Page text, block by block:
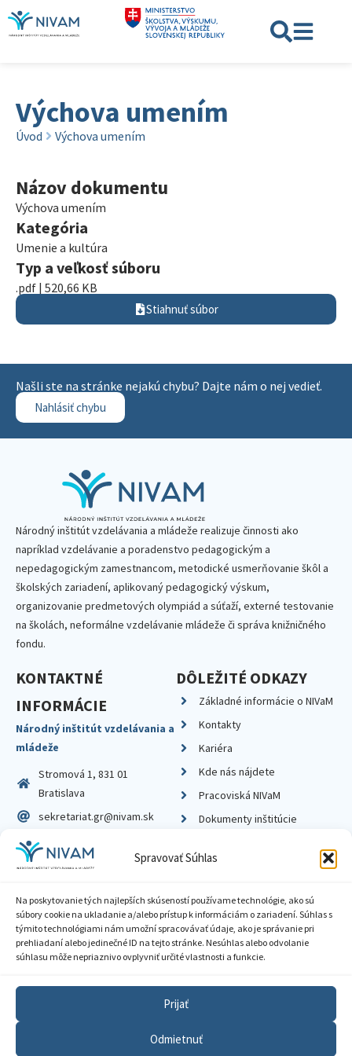
Spravovať Súhlas
Na poskytovanie tých najlepších skúseností používame technológie, ako sú
súbory cookie na ukladanie a/alebo prístup k informáciám o zariadení. Súhlas s
týmito technológiami nám umožní spracovávať údaje, ako je správanie pri
prehliadaní alebo jedinečné ID na tejto stránke. Nesúhlas alebo odvolanie
súhlasu môže nepriaznivo ovplyvniť určité vlastnosti a funkcie.
Prijať
Odmietnuť
Výchova umením
Úvod Výchova umením
Názov dokumentu
Výchova umením
Kategória
Umenie a kultúra
Typ a veľkosť súboru
.pdf | 520,66 KB
Stiahnuť súbor
Našli ste na stránke nejakú chybu? Dajte nám o nej vedieť.
Nahlásiť chybu
Národný inštitút vzdelávania a mládeže realizuje činnosti ako
napríklad vzdelávanie a poradenstvo pedagogickým a
nepedagogickým zamestnancom, metodické usmerňovanie škôl a
školských zariadení, aplikovaný pedagogický výskum,
organizovanie predmetových olympiád a súťaží, externé testovanie
na školách, neformálne vzdelávanie mládeže či správa knižničného
fondu.
KONTAKTNÉ
INFORMÁCIE
Národný inštitút vzdelávania a
mládeže
Stromová 1, 831 01
Bratislava
sekretariat.gr@nivam.sk
IČO: 00164348
DIČ: 2020798714
DÔLEŽITÉ ODKAZY
Základné informácie o NIVaM
Kontakty
Kariéra
Kde nás nájdete
Pracoviská NIVaM
Dokumenty inštitúcie
Zásady ochrany súkromia
Sprístupnenie informácií